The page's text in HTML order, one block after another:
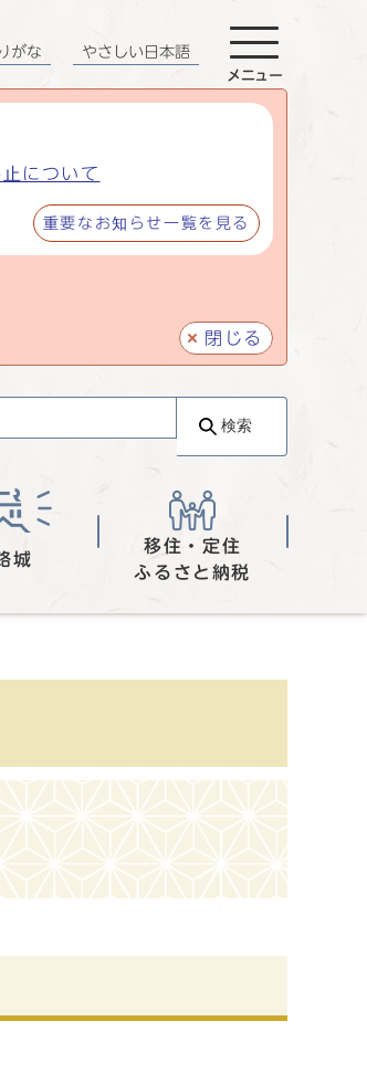
について
重要なお知らせ一覧を見る
閉じる
がな やさしい日本語
メニュー
検索
城
移住・定住
ふるさと納税